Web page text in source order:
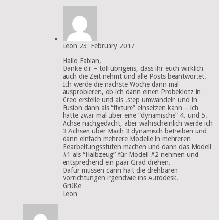
Leon 23. February 2017
Hallo Fabian,
Danke dir – toll übrigens, dass ihr euch wirklich
auch die Zeit nehmt und alle Posts beantwortet.
Ich werde die nächste Woche dann mal
ausprobieren, ob ich dann einen Probeklotz in
Creo erstelle und als .step umwandeln und in
Fusion dann als “fixture” einsetzen kann – ich
hatte zwar mal über eine “dynamische” 4. und 5.
Achse nachgedacht, aber wahrscheinlich werde ich
3 Achsen über Mach 3 dynamisch betreiben und
dann einfach mehrere Modelle in mehreren
Bearbeitungsstufen machen und dann das Modell
#1 als “Halbzeug” für Modell #2 nehmen und
entsprechend ein paar Grad drehen.
Dafür müssen dann halt die drehbaren
Vorrichtungen irgendwie ins Autodesk.
Grüße
Leon